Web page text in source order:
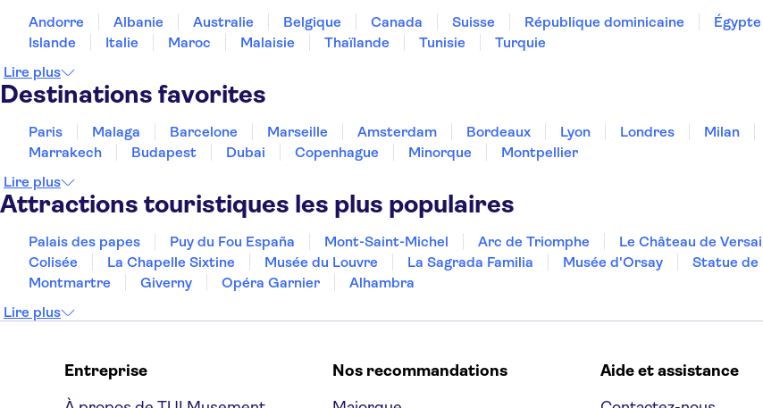
Andorre Albanie Australie Belgique Canada Suisse République dominicaine Égypte
Islande
Italie Maroc Malaisie Thaïlande Tunisie
Turquie
Lire plus
Destinations favorites
Paris Malaga Barcelone Marseille Amsterdam Bordeaux Lyon Londres Milan
Marrakech
Budapest Dubai Copenhague Minorque
Montpellier
Lire plus
Attractions touristiques les plus populaires
Palais des papes Puy du Fou España Mont-Saint-Michel Arc de Triomphe Le Château de
Colisée
La Chapelle Sixtine Musée du Louvre La Sagrada Familia Musée d'Orsay Statue de
Montmartre
Giverny Opéra Garnier
Alhambra
Lire plus
Entreprise Nos recommandations Aide et assistance